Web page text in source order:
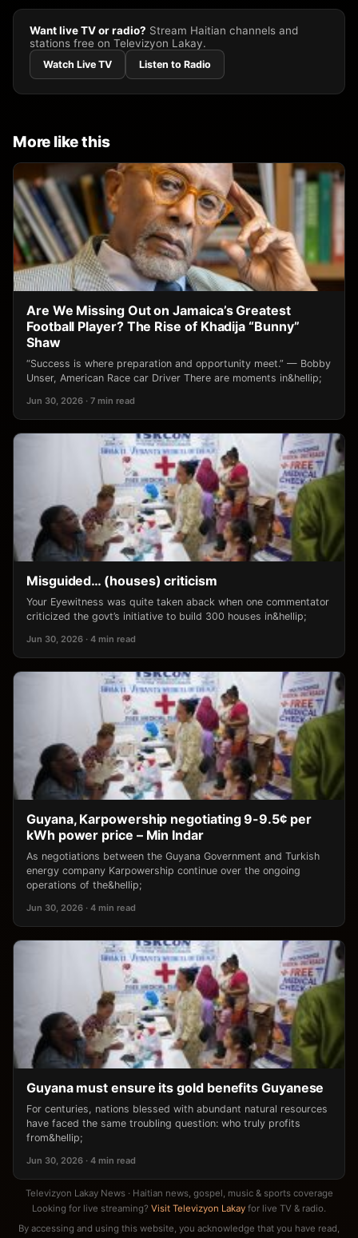
Want live TV or radio? Stream Haitian channels and
stations free on Televizyon Lakay.
Watch Live TV Listen to Radio
More like this
Are We Missing Out on Jamaica’s Greatest
Football Player? The Rise of Khadija “Bunny”
Shaw
“Success is where preparation and opportunity meet.” — Bobby
Unser, American Race car Driver There are moments in&hellip;
Jun 30, 2026 · 7 min read
Misguided… (houses) criticism
Your Eyewitness was quite taken aback when one commentator
criticized the govt’s initiative to build 300 houses in&hellip;
Jun 30, 2026 · 4 min read
Guyana, Karpowership negotiating 9-9.5¢ per
kWh power price – Min Indar
As negotiations between the Guyana Government and Turkish
energy company Karpowership continue over the ongoing
operations of the&hellip;
Jun 30, 2026 · 4 min read
Guyana must ensure its gold benefits Guyanese
For centuries, nations blessed with abundant natural resources
have faced the same troubling question: who truly profits
from&hellip;
Jun 30, 2026 · 4 min read
Televizyon Lakay News · Haitian news, gospel, music & sports coverage
Looking for live streaming? Visit Televizyon Lakay for live TV & radio.
By accessing and using this website, you acknowledge that you have read,